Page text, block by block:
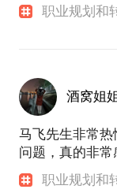
职业规划和
酒窝姐
马飞先生非常
问题，真的非常
职业规划和